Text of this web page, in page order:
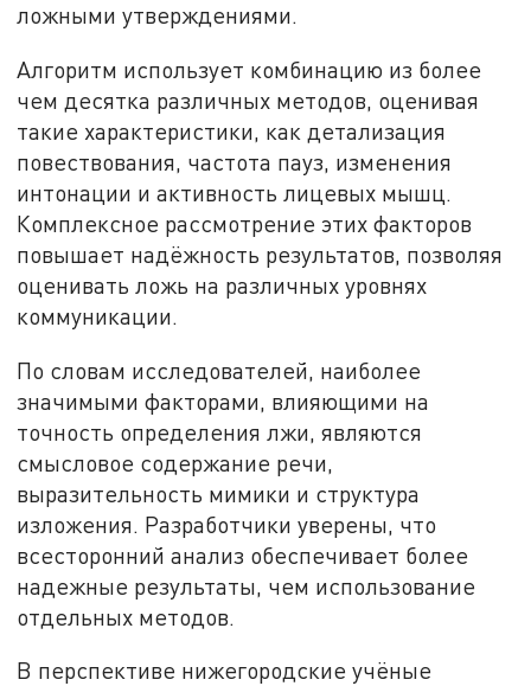
ложными утверждениями.
Алгоритм использует комбинацию из более
чем десятка различных методов, оценивая
такие характеристики, как детализация
повествования, частота пауз, изменения
интонации и активность лицевых мышц.
Комплексное рассмотрение этих факторов
повышает надёжность результатов, позволяя
оценивать ложь на различных уровнях
коммуникации.
По словам исследователей, наиболее
значимыми факторами, влияющими на
точность определения лжи, являются
смысловое содержание речи,
выразительность мимики и структура
изложения. Разработчики уверены, что
всесторонний анализ обеспечивает более
надежные результаты, чем использование
отдельных методов.
В перспективе нижегородские учёные